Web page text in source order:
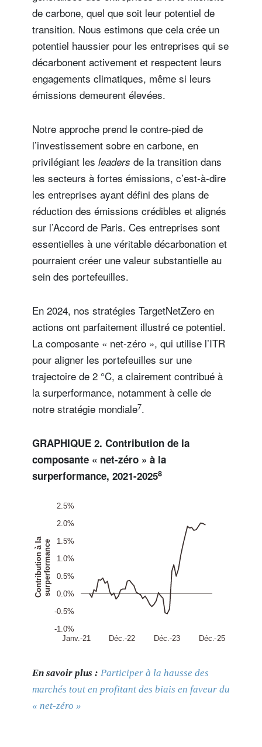
de carbone, quel que soit leur potentiel de
transition. Nous estimons que cela crée un
potentiel haussier pour les entreprises qui se
décarbonent activement et respectent leurs
engagements climatiques, même si leurs
émissions demeurent élevées.
Notre approche prend le contre-pied de
l’investissement sobre en carbone, en
privilégiant les leaders de la transition dans
les secteurs à fortes émissions, c’est-à-dire
les entreprises ayant défini des plans de
réduction des émissions crédibles et alignés
sur l’Accord de Paris. Ces entreprises sont
essentielles à une véritable décarbonation et
pourraient créer une valeur substantielle au
sein des portefeuilles.
En 2024, nos stratégies TargetNetZero en
actions ont parfaitement illustré ce potentiel.
La composante « net-zéro », qui utilise l’ITR
pour aligner les portefeuilles sur une
trajectoire de 2 °C, a clairement contribué à
la surperformance, notamment à celle de
notre stratégie mondiale7.
GRAPHIQUE 2. Contribution de la
composante « net-zéro » à la
surperformance, 2021-20258
En savoir plus : Participer à la hausse des
marchés tout en profitant des biais en faveur du
« net-zéro »